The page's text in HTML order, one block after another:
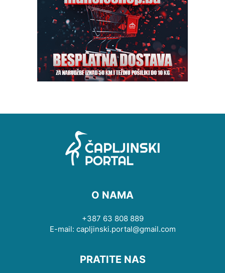
O NAMA
+387 63 808 889
E-mail: capljinski.portal@gmail.com
PRATITE NAS